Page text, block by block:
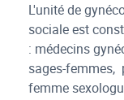
L'unité de
sociale est
: médecins
sages-femmes,
femme